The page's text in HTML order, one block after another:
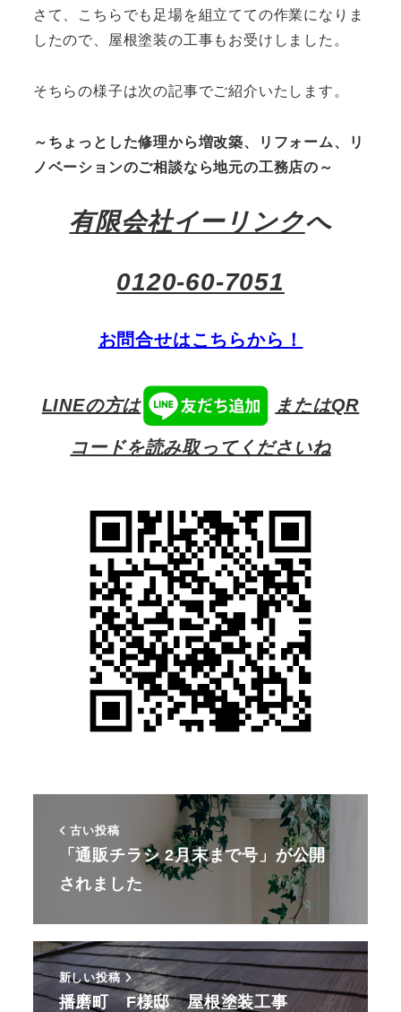
さて、こちらでも足場を組立てての作業になりま
したので、屋根塗装の工事もお受けしました。
そちらの様子は次の記事でご紹介いたします。
～ちょっとした修理から増改築、リフォーム、リ
ノベーションのご相談なら地元の工務店の～
有限会社イーリンクへ
0120-60-7051
お問合せはこちらから！
LINEの方は またはQR
コードを読み取ってくださいね
古い投稿
「通販チラシ 2月末まで号」が公開
されました
新しい投稿
播磨町 F様邸 屋根塗装工事